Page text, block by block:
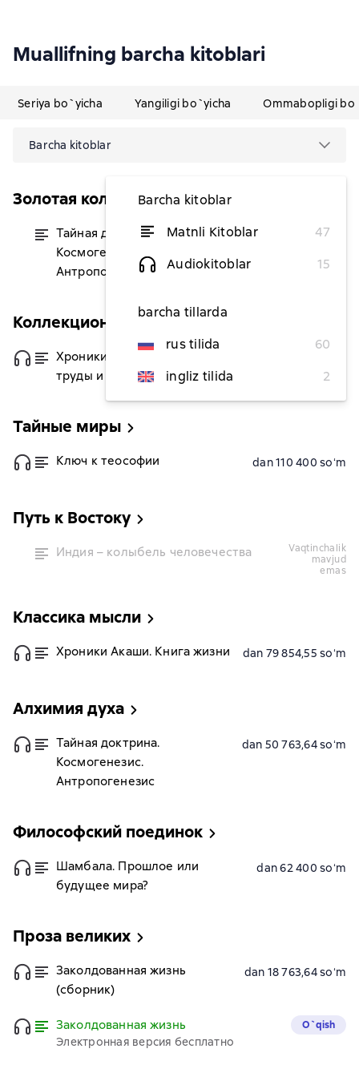
Muallifning barcha kitoblari
Seriya bo`yicha Yangiligi bo`yicha Ommabopligi
Barcha kitoblar
Barcha kitoblar
Matnli Kitoblar
47
Audiokitoblar
15
barcha tillarda
rus tilida
60
ingliz tilida
2
Золотая коллекция эзотерики
Тайная доктрина.
Космогенезис и
Антропогенезис
dan 59 490,91 soʻm
Коллекционная книга. Знаки
Хроники Акаши: главные
труды и знаковые фигуры
Тайные миры
Ключ к теософии dan 110 400 soʻm
Путь к Востоку
Индия – колыбель человечества
vaqtinchalik
mavjud
emas
Классика мысли
Хроники Акаши. Книга жизни dan 79 854,55 soʻm
Алхимия духа
Тайная доктрина.
Космогенезис.
Антропогенезис
dan 50 763,64 soʻm
Философский поединок
Шамбала. Прошлое или
будущее мира?
dan 62 400 soʻm
Проза великих
Заколдованная жизнь
(сборник)
dan 18 763,64 soʻm
Заколдованная жизнь
Электронная версия бесплатно
O`qish